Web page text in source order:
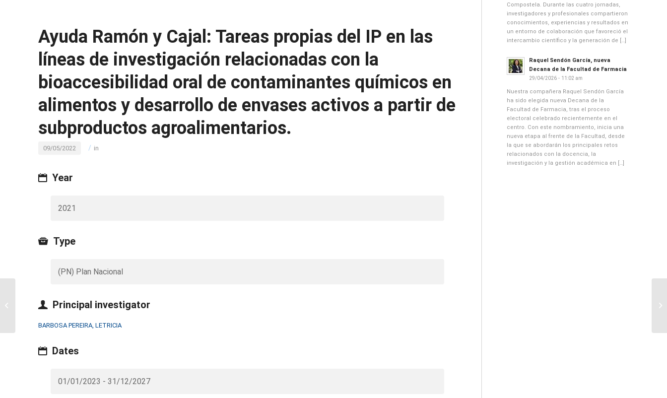
Ayuda Ramón y Cajal: Tareas propias del IP en las
líneas de investigación relacionadas con la
bioaccesibilidad oral de contaminantes químicos en
alimentos y desarrollo de envases activos a partir de
subproductos agroalimentarios.
09/05/2022 / in
Year
2021
Type
(PN) Plan Nacional
Principal investigator
BARBOSA PEREIRA, LETRICIA
Dates
01/01/2023 - 31/12/2027
Compostela. Durante las cuatro jornadas,
investigadores y profesionales compartieron
conocimientos, experiencias y resultados en
un entorno de colaboración que favoreció el
intercambio científico y la generación de […]
Raquel Sendón García, nueva
Decana de la Facultad de Farmacia
29/04/2026 - 11:02 am
Nuestra compañera Raquel Sendón García
ha sido elegida nueva Decana de la
Facultad de Farmacia, tras el proceso
electoral celebrado recientemente en el
centro. Con este nombramiento, inicia una
nueva etapa al frente de la Facultad, desde
la que se abordarán los principales retos
relacionados con la docencia, la
investigación y la gestión académica en […]
based and/or
biodegradable plastics
for food contact....